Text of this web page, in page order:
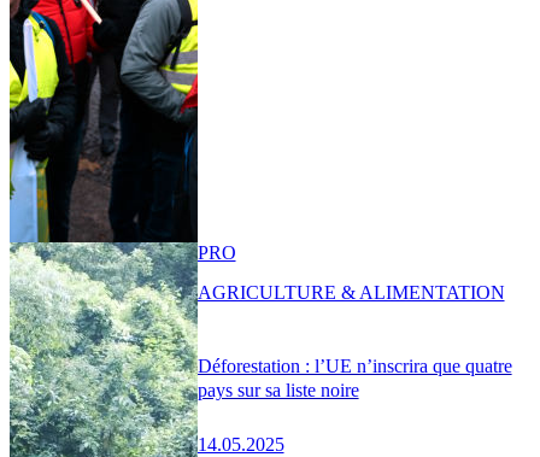
Déforestation : l’UE n’inscrira que quatre
pays sur sa liste noire
14.05.2025
PRO
AGRICULTURE & ALIMENTATION